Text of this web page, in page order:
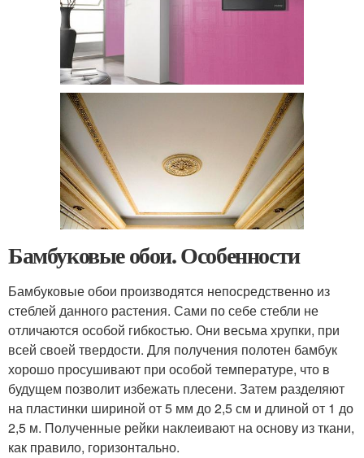
Бамбуковые обои. Особенности
Бамбуковые обои производятся непосредственно из
стеблей данного растения. Сами по себе стебли не
отличаются особой гибкостью. Они весьма хрупки, при
всей своей твердости. Для получения полотен бамбук
хорошо просушивают при особой температуре, что в
будущем позволит избежать плесени. Затем разделяют
на пластинки шириной от 5 мм до 2,5 см и длиной от 1 до
2,5 м. Полученные рейки наклеивают на основу из ткани,
как правило, горизонтально.